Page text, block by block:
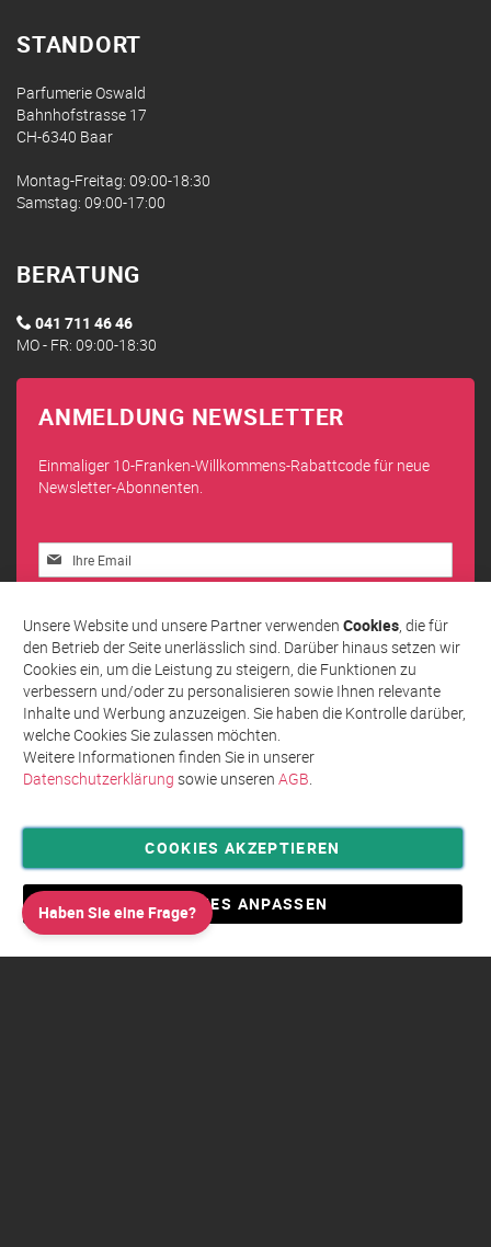
STANDORT
Parfumerie Oswald
Bahnhofstrasse 17
CH-6340 Baar
Montag-Freitag: 09:00-18:30
Samstag: 09:00-17:00
BERATUNG
041 711 46 46
MO - FR: 09:00-18:30
ANMELDUNG NEWSLETTER
Einmaliger 10-Franken-Willkommens-Rabattcode für neue
Newsletter-Abonnenten.
Melden
Sie
unseren
Newsletter
an:
Abonnieren
Privatsphäre und Datenschutz
Allgemeine Geschäftsbedingungen AGB
Impressum
Unsere Website und unsere Partner verwenden Cookies, die für
den Betrieb der Seite unerlässlich sind. Darüber hinaus setzen wir
Cookies ein, um die Leistung zu steigern, die Funktionen zu
verbessern und/oder zu personalisieren sowie Ihnen relevante
Inhalte und Werbung anzuzeigen. Sie haben die Kontrolle darüber,
welche Cookies Sie zulassen möchten.
Weitere Informationen finden Sie in unserer
Datenschutzerklärung sowie unseren AGB.
COOKIES AKZEPTIEREN
COOKIES ANPASSEN
Haben Sie eine Frage?